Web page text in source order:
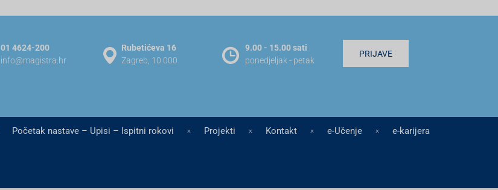
01 4624-200
info@magistra.hr
Rubetićeva 16
Zagreb, 10 000
9.00 - 15.00 sati
ponedjeljak - petak
PRIJAVE
Početak nastave – Upisi – Ispitni rokovi Projekti Kontakt e-Učenje e-karijera